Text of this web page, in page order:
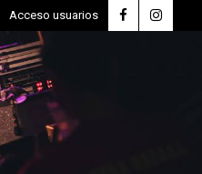
Acceso usuarios